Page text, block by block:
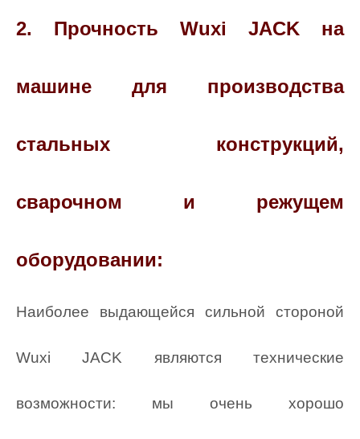
2. Прочность Wuxi JACK на
машине для производства
стальных конструкций,
сварочном и режущем
оборудовании:
Наиболее выдающейся сильной стороной
Wuxi JACK являются технические
возможности: мы очень хорошо